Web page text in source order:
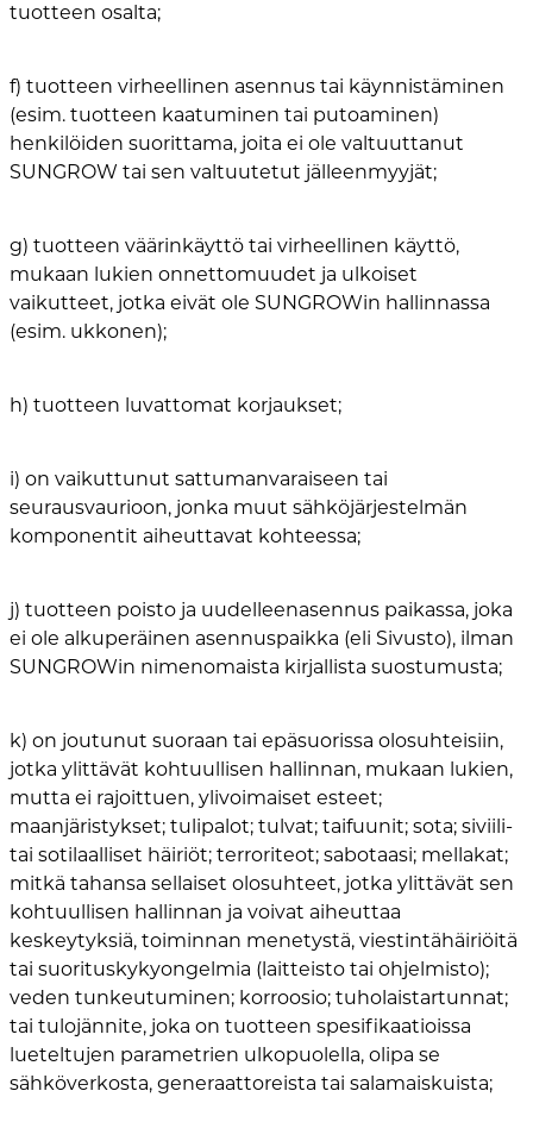
tuotteen osalta;
f) tuotteen virheellinen asennus tai käynnistäminen
(esim. tuotteen kaatuminen tai putoaminen)
henkilöiden suorittama, joita ei ole valtuuttanut
SUNGROW tai sen valtuutetut jälleenmyyjät;
g) tuotteen väärinkäyttö tai virheellinen käyttö,
mukaan lukien onnettomuudet ja ulkoiset
vaikutteet, jotka eivät ole SUNGROWin hallinnassa
(esim. ukkonen);
h) tuotteen luvattomat korjaukset;
i) on vaikuttunut sattumanvaraiseen tai
seurausvaurioon, jonka muut sähköjärjestelmän
komponentit aiheuttavat kohteessa;
j) tuotteen poisto ja uudelleenasennus paikassa, joka
ei ole alkuperäinen asennuspaikka (eli Sivusto), ilman
SUNGROWin nimenomaista kirjallista suostumusta;
k) on joutunut suoraan tai epäsuorissa olosuhteisiin,
jotka ylittävät kohtuullisen hallinnan, mukaan lukien,
mutta ei rajoittuen, ylivoimaiset esteet;
maanjäristykset; tulipalot; tulvat; taifuunit; sota; siviili-
tai sotilaalliset häiriöt; terroriteot; sabotaasi; mellakat;
mitkä tahansa sellaiset olosuhteet, jotka ylittävät sen
kohtuullisen hallinnan ja voivat aiheuttaa
keskeytyksiä, toiminnan menetystä, viestintähäiriöitä
tai suorituskykyongelmia (laitteisto tai ohjelmisto);
veden tunkeutuminen; korroosio; tuholaistartunnat;
tai tulojännite, joka on tuotteen spesifikaatioissa
lueteltujen parametrien ulkopuolella, olipa se
sähköverkosta, generaattoreista tai salamaiskuista;